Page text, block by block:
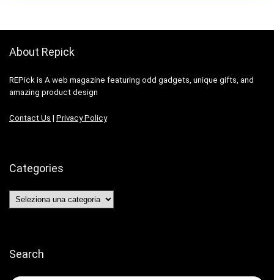
About Repick
REPick is A web magazine featuring odd gadgets, unique gifts, and
amazing product design
Contact Us | Privacy Policy
Categories
Categories
Search